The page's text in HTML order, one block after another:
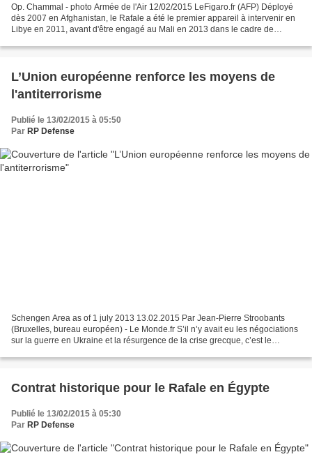
Op. Chammal - photo Armée de l'Air 12/02/2015 LeFigaro.fr (AFP) Déployé
dès 2007 en Afghanistan, le Rafale a été le premier appareil à intervenir en
Libye en 2011, avant d'être engagé au Mali en 2013 dans le cadre de
L’Union européenne renforce les moyens de
l'antiterrorisme
Publié le 13/02/2015 à 05:50
Par RP Defense
Schengen Area as of 1 july 2013 13.02.2015 Par Jean-Pierre Stroobants
(Bruxelles, bureau européen) - Le Monde.fr S’il n’y avait eu les négociations
sur la guerre en Ukraine et la résurgence de la crise grecque, c’est le
Contrat historique pour le Rafale en Égypte
Publié le 13/02/2015 à 05:30
Par RP Defense